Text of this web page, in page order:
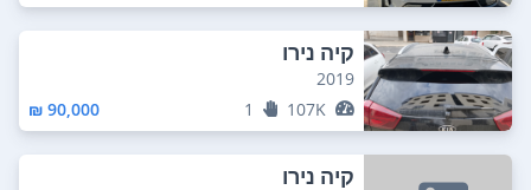
קיה נירו
2019
107K
1
90,000 ₪
קיה נירו